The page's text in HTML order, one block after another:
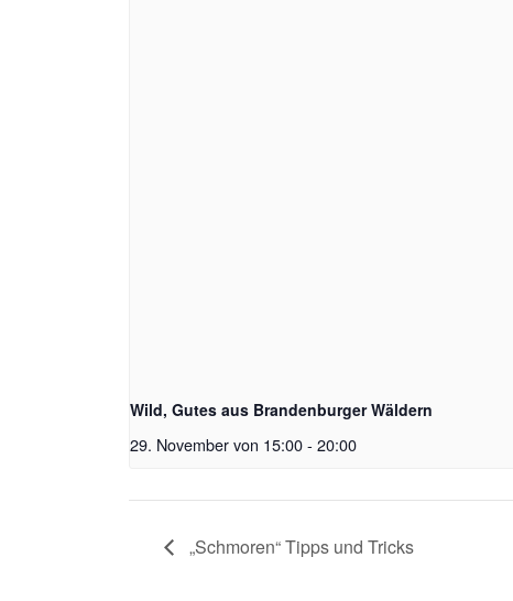
Wild, Gutes aus Brandenburger Wäldern
29. November von 15:00- 20:00
„Schmoren“ Tipps und Tricks